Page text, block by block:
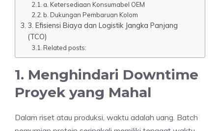
a. Ketersediaan Konsumabel OEM
b. Dukungan Pembaruan Kolom
3. Efisiensi Biaya dan Logistik Jangka Panjang
(TCO)
Related posts:
1. Menghindari Downtime
Proyek yang Mahal
Dalam riset atau produksi, waktu adalah uang. Batch